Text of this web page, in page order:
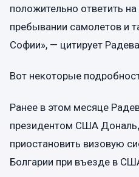
положительно ответить
пребывании самолетов и
Софии», — цитирует Радева
Вот некоторые
Ранее в этом месяце
президентом США
приостановить визовую
Болгарии при въезде в